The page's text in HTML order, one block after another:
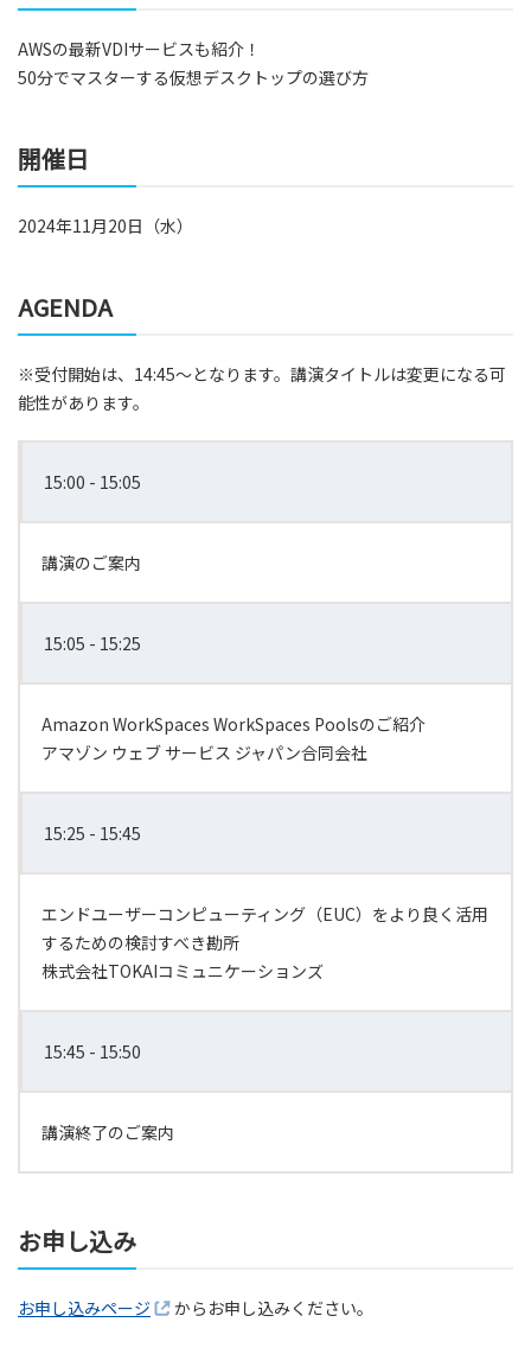
AWSの最新VDIサービスも紹介！
50分でマスターする仮想デスクトップの選び方
開催日
2024年11月20日（水）
AGENDA
※受付開始は、14:45～となります。講演タイトルは変更になる可
能性があります。
15:00 - 15:05
講演のご案内
15:05 - 15:25
Amazon WorkSpaces WorkSpaces Poolsのご紹介
アマゾン ウェブ サービス ジャパン合同会社
15:25 - 15:45
エンドユーザーコンピューティング（EUC）をより良く活用
するための検討すべき勘所
株式会社TOKAIコミュニケーションズ
15:45 - 15:50
講演終了のご案内
お申し込み
お申し込みページ からお申し込みください。